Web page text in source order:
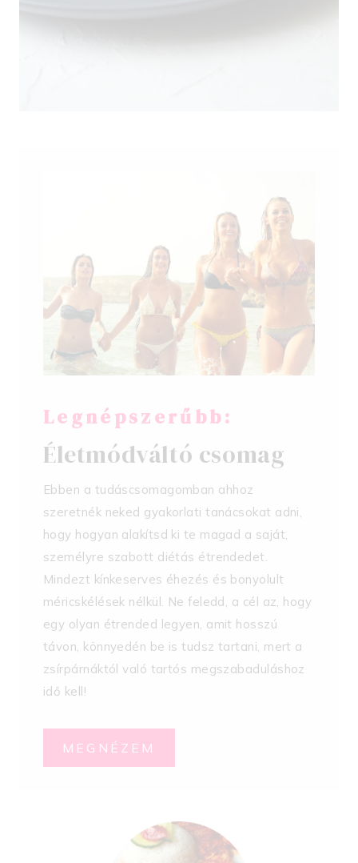
Legnépszerűbb:
Életmódváltó csomag
Ebben a tudáscsomagomban ahhoz
szeretnék neked gyakorlati tanácsokat adni,
hogy hogyan alakítsd ki te magad a saját,
személyre szabott diétás étrendedet.
Mindezt kínkeserves éhezés és bonyolult
méricskélések nélkül. Ne feledd, a cél az, hogy
egy olyan étrended legyen, amit hosszú
távon, könnyedén be is tudsz tartani, mert a
zsírpárnáktól való tartós megszabaduláshoz
idő kell!
MEGNÉZEM